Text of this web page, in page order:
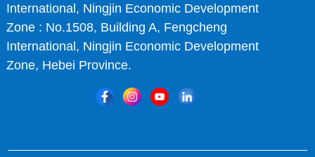
International, Ningjin Economic Development
Zone : No.1508, Building A, Fengcheng
International, Ningjin Economic Development
Zone, Hebei Province.